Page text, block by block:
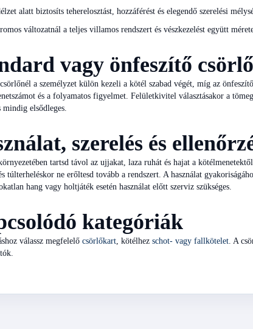
alatt biztosíts teherelosztást, hozzáférést és elegendő szerelési
változatnál a teljes villamos rendszert és vészkezelést együtt
vagy önfeszítő csörlő
a személyzet külön kezeli a kötél szabad végét, míg az
és a folyamatos figyelmet. Felületkivitel választásakor a
mindig elsődleges.
szerelés és
tartsd távol az ujjakat, laza ruhát és hajat a
túlterheléskor ne erőltesd tovább a rendszert. A használat
hang vagy holtjáték esetén használat előtt szerviz szükséges.
kategóriák
válassz megfelelő csörlőkart , kötélhez schot- vagy fallkötelet . A